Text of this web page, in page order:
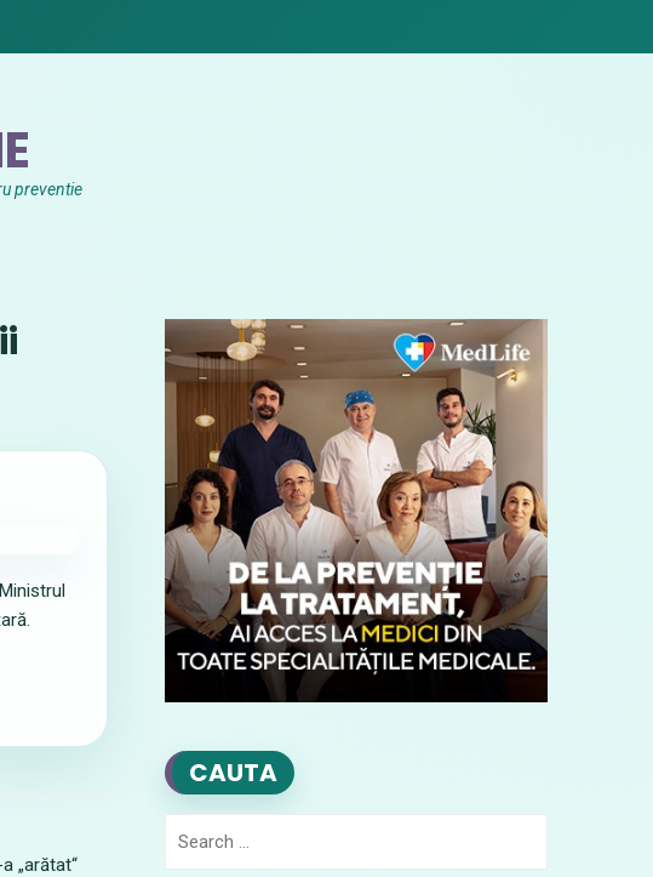
preventie
„arătat“
CAUTA